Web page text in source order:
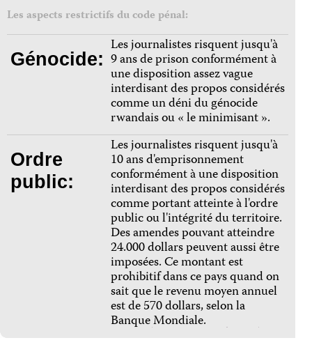
Les aspects restrictifs du code pénal:
Génocide:
Les journalistes risquent jusqu'à
9 ans de prison conformément à
une disposition assez vague
interdisant des propos considérés
comme un déni du génocide
rwandais ou « le minimisant ».
Ordre
public:
Les journalistes risquent jusqu'à
10 ans d'emprisonnement
conformément à une disposition
interdisant des propos considérés
comme portant atteinte à l'ordre
public ou l'intégrité du territoire.
Des amendes pouvant atteindre
24.000 dollars peuvent aussi être
imposées. Ce montant est
prohibitif dans ce pays quand on
sait que le revenu moyen annuel
est de 570 dollars, selon la
Banque Mondiale.